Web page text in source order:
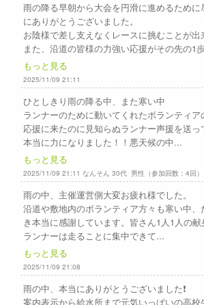
雨の降る早朝から大会を円滑に進めるため
にありがとうございました。
お陰様で差し支えなくレースに挑むことが出
また、沿道の皆様の力強い応援がその先の1
もっと見る
2025/11/09 21:11
ひとしきり雨の降る中、また寒い中
ランナーのために動いてくれたボランティ
応援に来たのに見知らぬランナー声援を送っ
本当に力になりました！！悪天候の中...
もっと見る
2025/11/09 21:11 なんそん 30代 男性（参加回数：4回）
雨の中、主催運営側大変お疲れ様でした。
沿道や敷地内のボランティア方々も寒い中
き本当に感謝しています。皆さん1人1人の
ランナーは走ることに集中できて...
もっと見る
2025/11/09 21:08
雨の中、本当にありがとうございました❗️
案内表示から給水所まで元気いっぱいの高